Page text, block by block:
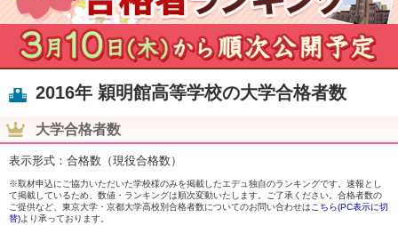
2016年 穎明館高等学校の大学合格者数
大学合格者数
表示形式：合格数（現役合格数）
※取材申込にご協力いただいた学校様のみを掲載したエデュ独自のランキングです。速報とし
て掲載しているため、数値・ランキングは順次変動いたします。ご了承ください。合格者数の
ご提供など、東京大学・京都大学高校別合格者数についてのお問い合わせはこちら(PC表示に切
替)より承っております。